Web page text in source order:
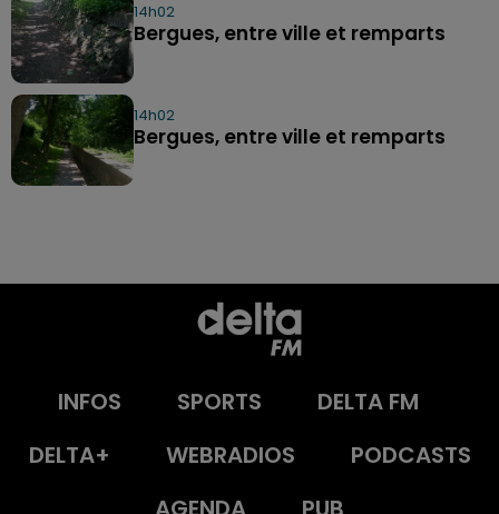
14h02
Bergues, entre ville et remparts
14h02
Bergues, entre ville et remparts
INFOS SPORTS
DELTA FM
DELTA+
WEBRADIOS
PODCASTS